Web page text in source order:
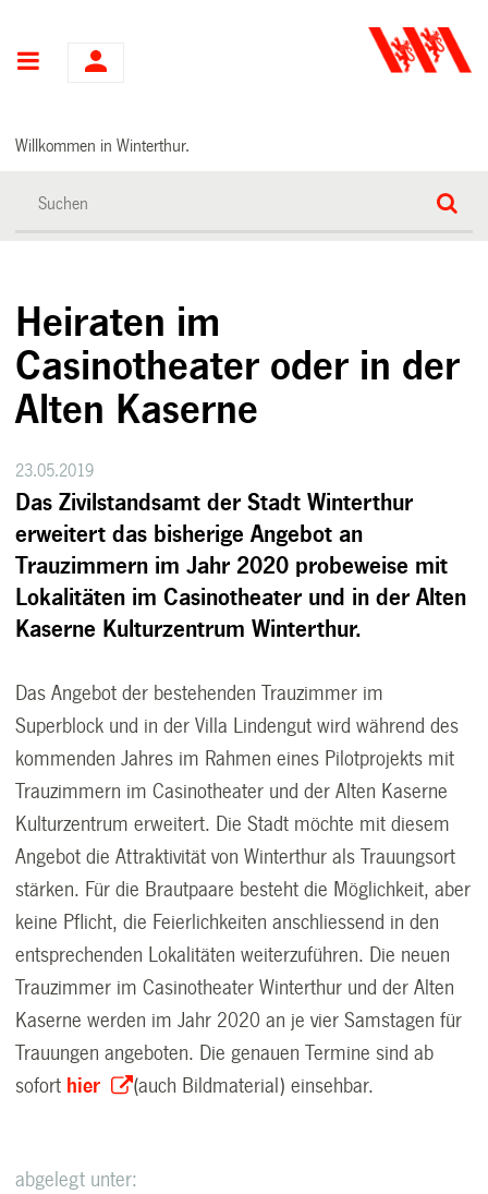
Hauptnavigation
Willkommen in Winterthur.
Heiraten im
Casinotheater oder in der
Alten Kaserne
23.05.2019
Das Zivilstandsamt der Stadt Winterthur
erweitert das bisherige Angebot an
Trauzimmern im Jahr 2020 probeweise mit
Lokalitäten im Casinotheater und in der Alten
Kaserne Kulturzentrum Winterthur.
Das Angebot der bestehenden Trauzimmer im
Superblock und in der Villa Lindengut wird während des
kommenden Jahres im Rahmen eines Pilotprojekts mit
Trauzimmern im Casinotheater und der Alten Kaserne
Kulturzentrum erweitert. Die Stadt möchte mit diesem
Angebot die Attraktivität von Winterthur als Trauungsort
stärken. Für die Brautpaare besteht die Möglichkeit, aber
keine Pflicht, die Feierlichkeiten anschliessend in den
entsprechenden Lokalitäten weiterzuführen. Die neuen
Trauzimmer im Casinotheater Winterthur und der Alten
Kaserne werden im Jahr 2020 an je vier Samstagen für
Trauungen angeboten. Die genauen Termine sind ab
sofort hier (auch Bildmaterial) einsehbar.
abgelegt unter: